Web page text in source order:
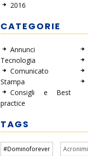
2016
CATEGORIE
Annunci
Tecnologia
Comunicato
Stampa
Consigli e Best
practice
TAGS
#Dominoforever Acronimi